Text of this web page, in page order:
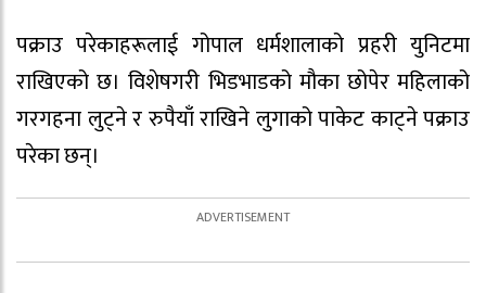
पक्राउ परेकाहरूलाई गोपाल धर्मशालाको प्रहरी युनिटमा
राखिएको छ। विशेषगरी भिडभाडको मौका छोपेर महिलाको
गरगहना लुट्ने र रुपैयाँ राखिने लुगाको पाकेट काट्ने पक्राउ
परेका छन्।